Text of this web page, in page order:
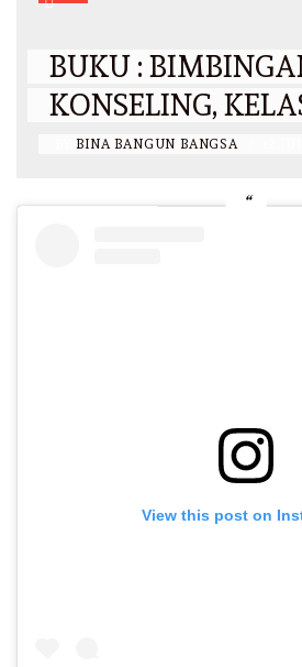
BUKU :
KONSELING,
BINA BANGUN BANGSA
View this post on